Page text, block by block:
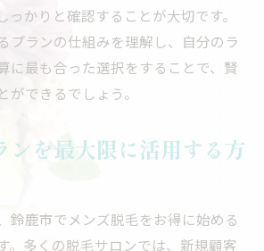
っかりと確認することが大切です。
プランの仕組みを理解し、自分のラ
に最も合った選択をすることで、賢
ができるでしょう。
ンを最大限に活用する方
鈴鹿市でメンズ脱毛をお得に始める
。多くの脱毛サロンでは、新規顧客